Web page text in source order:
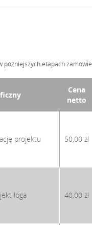
późniejszych etapach
Cena
netto
projektu 50,00 zł
loga 40,00 zł